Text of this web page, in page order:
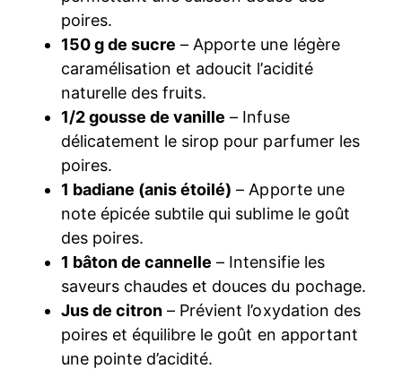
poires.
150 g de sucre – Apporte une légère
caramélisation et adoucit l’acidité
naturelle des fruits.
1/2 gousse de vanille – Infuse
délicatement le sirop pour parfumer les
poires.
1 badiane (anis étoilé) – Apporte une
note épicée subtile qui sublime le goût
des poires.
1 bâton de cannelle – Intensifie les
saveurs chaudes et douces du pochage.
Jus de citron – Prévient l’oxydation des
poires et équilibre le goût en apportant
une pointe d’acidité.